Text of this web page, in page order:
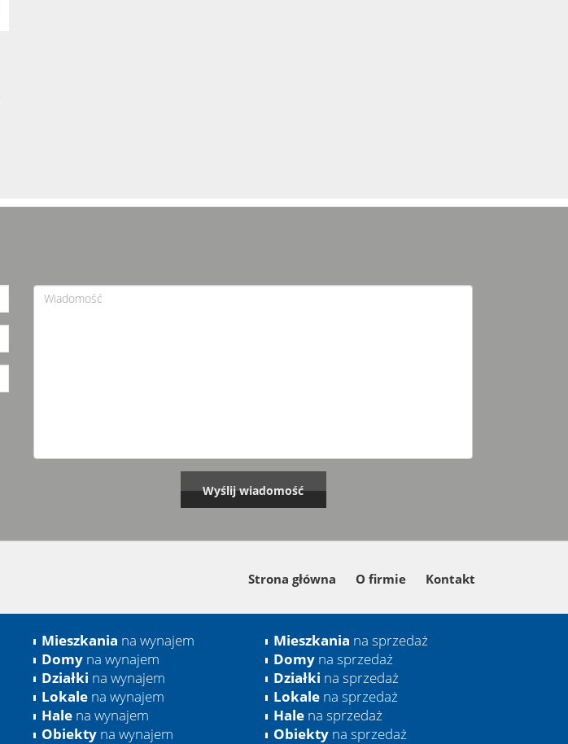
Strona główna O firmie Kontakt
Mieszkania na wynajem
Domy na wynajem
Działki na wynajem
Lokale na wynajem
Hale na wynajem
Obiekty na wynajem
Mieszkania na sprzedaż
Domy na sprzedaż
Działki na sprzedaż
Lokale na sprzedaż
Hale na sprzedaż
Obiekty na sprzedaż